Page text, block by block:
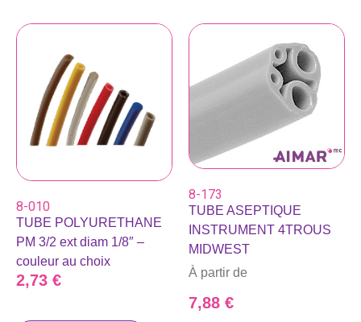
8-010
TUBE POLYURETHANE
PM 3/2 ext diam 1/8″ –
couleur au choix
2,73 €
8-173
TUBE ASEPTIQUE
INSTRUMENT 4TROUS
MIDWEST
À partir de
7,88 €